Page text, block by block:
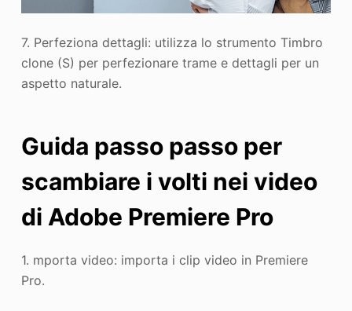
7. Perfeziona dettagli: utilizza lo strumento Timbro
clone (S) per perfezionare trame e dettagli per un
aspetto naturale.
Guida passo passo per
scambiare i volti nei video
di Adobe Premiere Pro
1. mporta video: importa i clip video in Premiere
Pro.